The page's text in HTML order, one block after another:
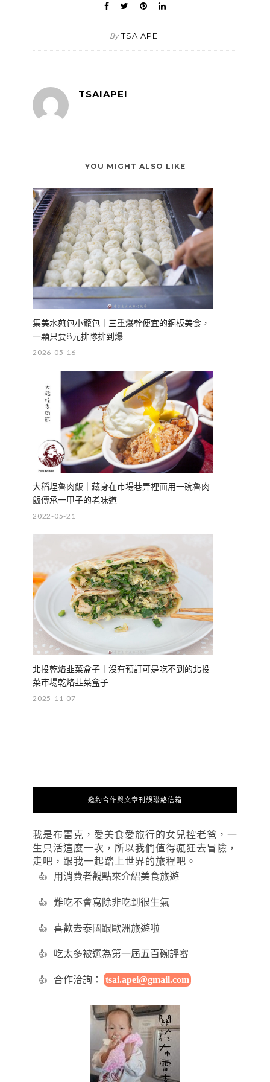
By TSAIAPEI
TSAIAPEI
YOU MIGHT ALSO LIKE
集美水煎包小籠包｜三重爆幹便宜的銅板美食，
一顆只要8元排隊排到爆
2026-05-16
大稻埕魯肉飯｜藏身在市場巷弄裡面用一碗魯肉
飯傳承一甲子的老味道
2022-05-21
北投乾烙韭菜盒子｜沒有預訂可是吃不到的北投
菜市場乾烙韭菜盒子
2025-11-07
邀約合作與文章刊誤聯絡信箱
我是布雷克，愛美食愛旅行的女兒控老爸，一
生只活這麼一次，所以我們值得瘋狂去冒險，
走吧，跟我一起踏上世界的旅程吧。
用消費者觀點來介紹美食旅遊
難吃不會寫除非吃到很生氣
喜歡去泰國跟歐洲旅遊啦
吃太多被選為第一屆五百碗評審
合作洽詢： tsai.apei@gmail.com